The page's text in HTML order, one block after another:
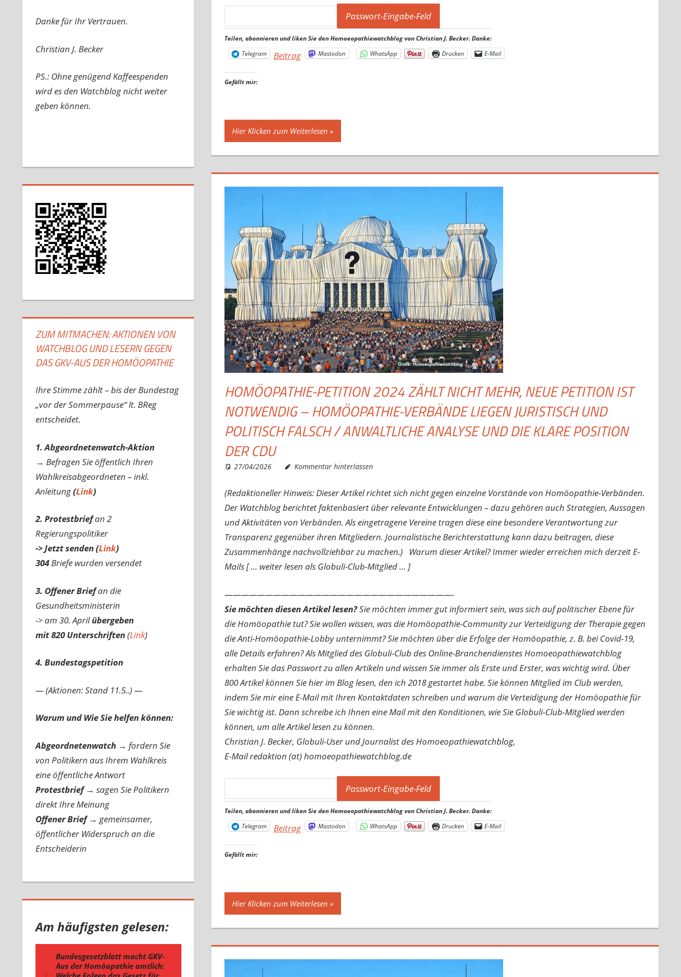
Teilen, abonnieren und liken Sie den Homoeopathiewatchblog von Christian J. Becker. Danke:
Telegram
Beitrag Mastodon WhatsApp Drucken E-Mail
Gefällt mir:
Hier Klicken zum Weiterlesen
HOMÖOPATHIE-PETITION 2024 ZÄHLT NICHT MEHR, NEUE PETITION IST
NOTWENDIG – HOMÖOPATHIE-VERBÄNDE LIEGEN JURISTISCH UND
POLITISCH FALSCH / ANWALTLICHE ANALYSE UND DIE KLARE POSITION
DER CDU
27/04/2026 Christian J. Becker
Allgemein
Kommentar hinterlassen
(Redaktioneller Hinweis: Dieser Artikel richtet sich nicht gegen einzelne Vorstände von Homöopathie-Verbänden.
Der Watchblog berichtet faktenbasiert über relevante Entwicklungen – dazu gehören auch Strategien, Aussagen
und Aktivitäten von Verbänden. Als eingetragene Vereine tragen diese eine besondere Verantwortung zur
Transparenz gegenüber ihren Mitgliedern. Journalistische Berichterstattung kann dazu beitragen, diese
Zusammenhänge nachvollziehbar zu machen.) Warum dieser Artikel? Immer wieder erreichen mich derzeit E-
Mails [ … weiter lesen als Globuli-Club-Mitglied … ]
————————————————————————————-
Sie möchten diesen Artikel lesen?Sie möchten immer gut informiert sein, was sich auf politischer Ebene für
die Homöopathie tut? Sie wollen wissen, was die Homöopathie-Community zur Verteidigung der Therapie gegen
die Anti-Homöopathie-Lobby unternimmt? Sie möchten über die Erfolge der Homöopathie, z. B. bei Covid-19,
alle Details erfahren? Als Mitglied des Globuli-Club des Online-Branchendienstes Homoeopathiewatchblog
erhalten Sie das Passwort zu allen Artikeln und wissen Sie immer als Erste und Erster, was wichtig wird. Über
800 Artikel können Sie hier im Blog lesen, den ich 2018 gestartet habe. Sie können Mitglied im Club werden,
indem Sie mir eine E-Mail mit Ihren Kontaktdaten schreiben und warum die Verteidigung der Homöopathie für
Sie wichtig ist. Dann schreibe ich Ihnen eine Mail mit den Konditionen, wie Sie Globuli-Club-Mitglied werden
können, um alle Artikel lesen zu können.
Christian J. Becker, Globuli-User und Journalist des Homoeopathiewatchblog,
E-Mail redaktion (at) homoeopathiewatchblog.de
Teilen, abonnieren und liken Sie den Homoeopathiewatchblog von Christian J. Becker. Danke:
Telegram
Beitrag Mastodon WhatsApp Drucken E-Mail
Gefällt mir:
Hier Klicken zum Weiterlesen
Danke für Ihr Vertrauen.
Christian J. Becker
PS.: Ohne genügend Kaffeespenden
wird es den Watchblog nicht weiter
geben können.
ZUM MITMACHEN: AKTIONEN VON
WATCHBLOG UND LESERN GEGEN
DAS GKV-AUS DER HOMÖOPATHIE
Ihre Stimme zählt – bis der Bundestag
„vor der Sommerpause“ lt. BReg
entscheidet.
1. Abgeordnetenwatch-Aktion
→ Befragen Sie öffentlich Ihren
Wahlkreisabgeordneten – inkl.
Anleitung(Link)
2. Protestbriefan 2
Regierungspolitiker
-> Jetzt senden (Link)
304Briefe wurden versendet
3. Offener Briefan die
Gesundheitsministerin
-> am 30. Aprilübergeben
mit 820 Unterschriften(Link)
4. Bundestagspetition
— (Aktionen: Stand 11.5..) —
Warum und Wie Sie helfen können:
Abgeordnetenwatch → fordern Sie
von Politikern aus Ihrem Wahlkreis
eine öffentliche Antwort
Protestbrief → sagen Sie Politikern
direkt Ihre Meinung
Offener Brief → gemeinsamer,
öffentlicher Widerspruch an die
Entscheiderin
Am häufigsten gelesen: